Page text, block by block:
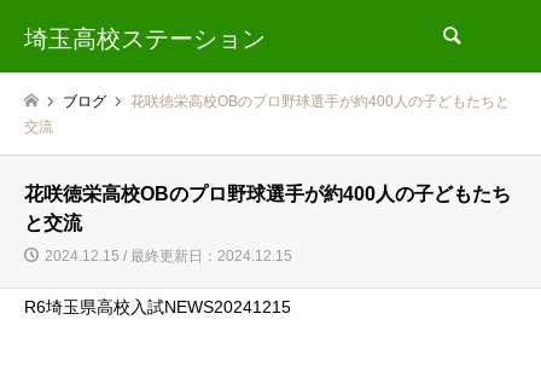
埼玉高校ステーション
ブログ
花咲徳栄高校OBのプロ野球選手が約400人の子どもたちと
交流
花咲徳栄高校OBのプロ野球選手が約400人の子どもたち
と交流
2024.12.15 / 最終更新日：2024.12.15
R6埼玉県高校入試NEWS20241215